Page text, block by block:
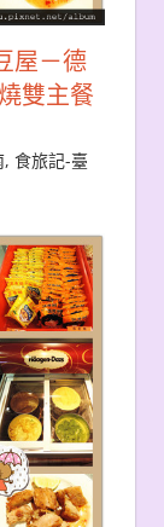
屋－德
雙主餐
,食旅記-臺